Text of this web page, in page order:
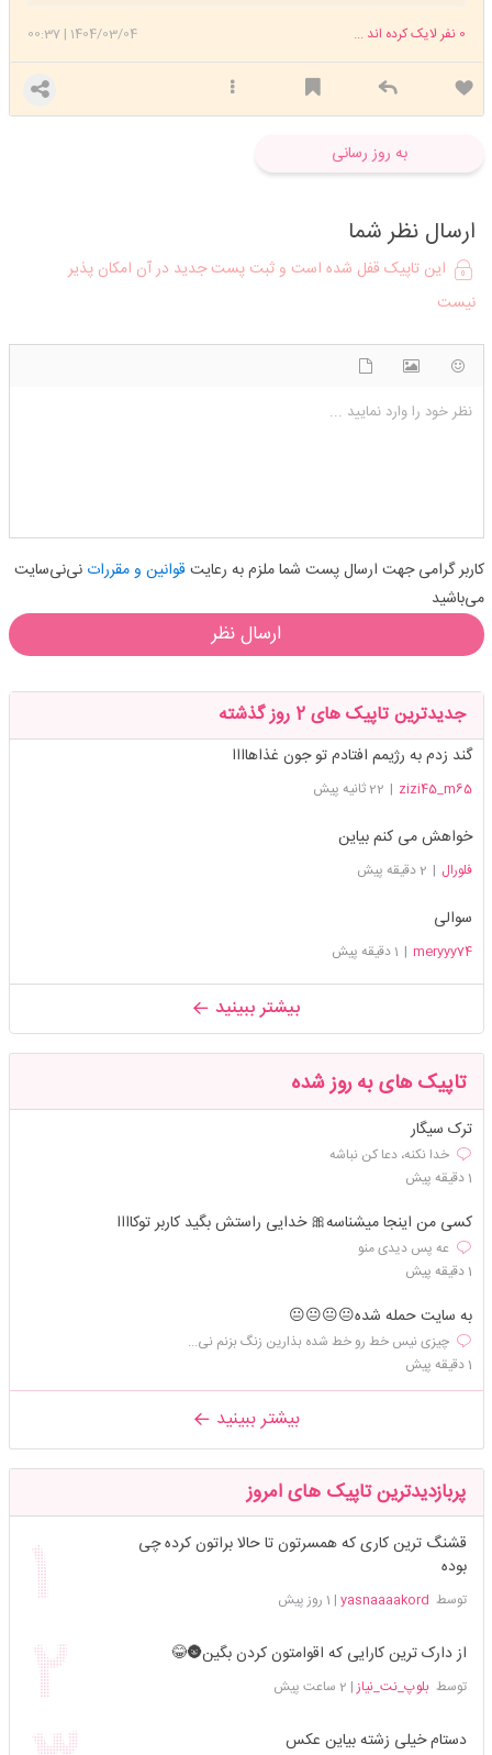
1404/03/04
|
00:37 0 نفر لایک کرده اند ...
به روز رسانی
ارسال نظر شما
این تاپیک قفل شده است و ثبت پست جدید در آن امکان پذیر
نیست
نظر خود را وارد نمایید ...
کاربر گرامی جهت ارسال پست شما ملزم به رعایت قوانین و مقرراتنی‌نی‌سایت
می‌باشید
ارسال نظر
جدیدترین تاپیک های 2 روز گذشته
گند زدم به رژیمم افتادم تو جون غذاهاااا
zizi45_m65
| 22 ثانیه پیش
خواهش می کنم بیاین
فلورال | 2 دقیقه پیش
سوالی
meryyy74
| 1 دقیقه پیش
بیشتر ببینید
تاپیک های به روز شده
ترک سیگار
خدا نکنه، دعا کن نباشه
1 دقیقه پیش
کسی من اینجا میشناسه🎀 خدایی راستش بگید کاربر توکاااا
عه پس دیدی منو
1 دقیقه پیش
به سایت حمله شده😐😐😐😐
چیزی نیس خط رو خط شده بذارین زنگ بزنم نی...
1 دقیقه پیش
بیشتر ببینید
پربازدیدترین تاپیک های امروز
قشنگ ترین کاری که همسرتون تا حالا براتون کرده چی
بوده
توسط yasnaaaakord
| 1 روز پیش
از دارک ترین کارایی که اقوامتون کردن بگین🌚😂
توسطبلوپ_نت_نیاز | 2 ساعت پیش
دستام خیلی زشته بیاین عکس